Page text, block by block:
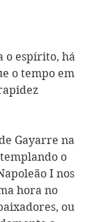
o espírito, há
o tempo em
Gayarre na
o
I nos
hora no
ou